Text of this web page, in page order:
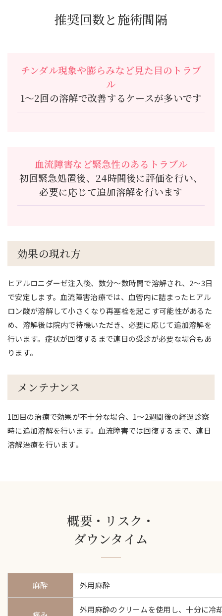
推奨回数と施術間隔
チンダル現象や膨らみなど見た目のトラブ
ル
1〜2回の溶解で改善するケースが多いです
血流障害など緊急性のあるトラブル
初回緊急処置後、24時間後に評価を行い、
必要に応じて追加溶解を行います
効果の現れ方
ヒアルロニダーゼ注入後、数分～数時間で溶解され、2～3日
で安定します。血流障害治療では、血管内に詰まったヒアル
ロン酸が溶解して小さくなり再塞栓を起こす可能性があるた
め、溶解後は院内で待機いただき、必要に応じて追加溶解を
行います。症状が回復するまで連日の受診が必要な場合もあ
ります。
メンテナンス
1回目の治療で効果が不十分な場合、1～2週間後の経過診察
時に追加溶解を行います。血流障害では回復するまで、連日
溶解治療を行います。
概要・リスク・
ダウンタイム
麻酔 外用麻酔
外用麻酔のクリームを使用し、十分に冷